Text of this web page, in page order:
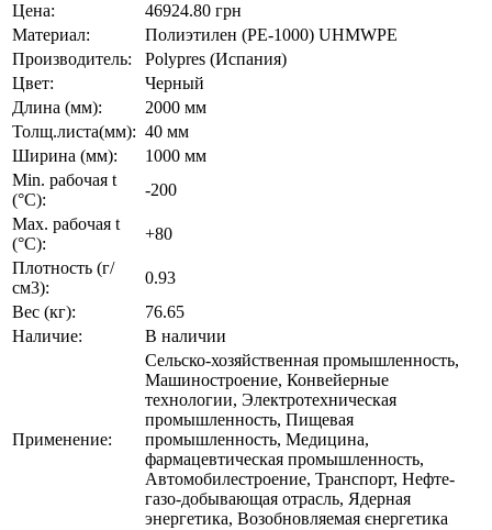
Цена:
46924.80 грн
Материал:
Полиэтилен (PE-1000) UHMWPE
Производитель:
Polypres (Испания)
Цвет:
Черный
Длина (мм):
2000 мм
Толщ.листа(мм): 40 мм
Ширина (мм):
1000 мм
Min. рабочая t
(°C):
-200
Max. рабочая t
(°C):
+80
Плотность (г/
см3):
0.93
Вес (кг):
76.65
Наличие:
В наличии
Применение:
Сельско-хозяйственная промышленность,
Машиностроение, Конвейерные
технологии, Электротехническая
промышленность, Пищевая
промышленность, Медицина,
фармацевтическая промышленность,
Автомобилестроение, Транспорт, Нефте-
газо-добывающая отрасль, Ядерная
энергетика, Возобновляемая єнергетика